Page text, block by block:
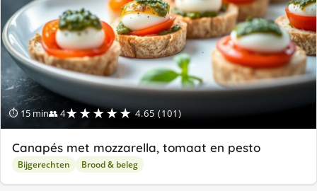
⏱ 15 min👥 4★★★★★ 4.65 (101)
Canapés met mozzarella, tomaat en pesto
Bijgerechten Brood & beleg